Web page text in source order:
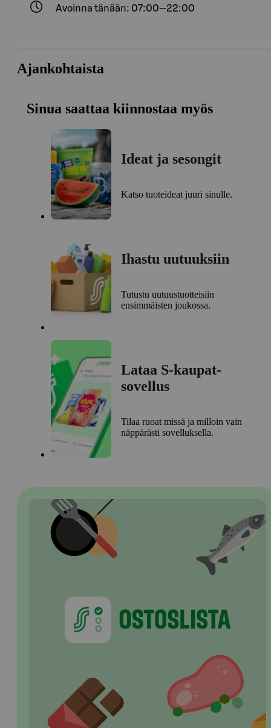
Avoinna tänään: 07:00—22:00
Ajankohtaista
Sinua saattaa kiinnostaa myös
Ideat ja sesongit
Katso tuoteideat juuri sinulle.
Ihastu uutuuksiin
Tutustu uutuustuotteisiin
ensimmäisten joukossa.
Lataa S-kaupat-
sovellus
Tilaa ruoat missä ja milloin vain
näppärästi sovelluksella.